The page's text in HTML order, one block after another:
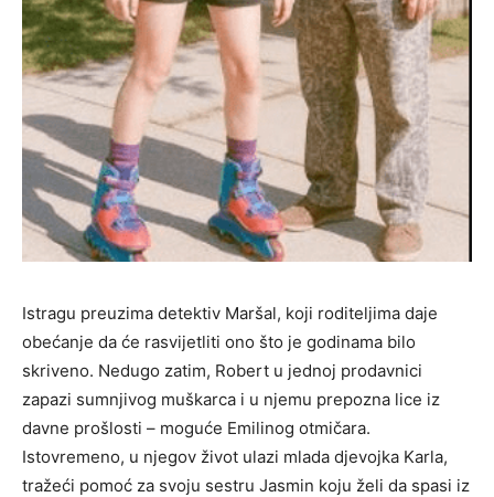
Istragu preuzima detektiv Maršal, koji roditeljima daje
obećanje da će rasvijetliti ono što je godinama bilo
skriveno. Nedugo zatim, Robert u jednoj prodavnici
zapazi sumnjivog muškarca i u njemu prepozna lice iz
davne prošlosti – moguće Emilinog otmičara.
Istovremeno, u njegov život ulazi mlada djevojka Karla,
tražeći pomoć za svoju sestru Jasmin koju želi da spasi iz